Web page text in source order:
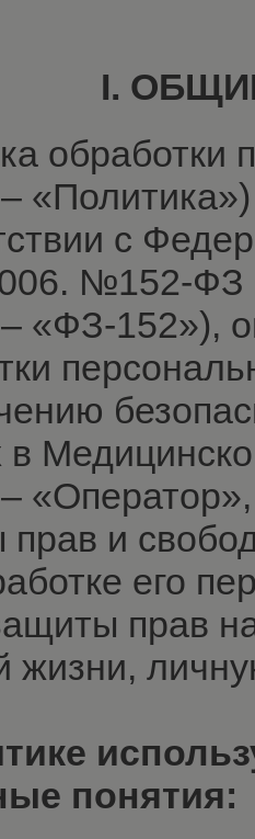
I.
обработки
с
№152-ФЗ
«ФЗ-152»),
в
и
его
прав
жизни,
понятия: